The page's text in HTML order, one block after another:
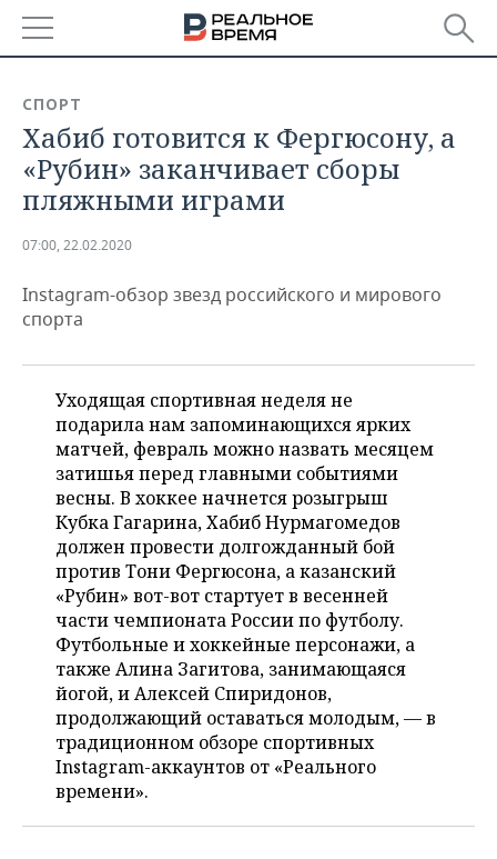
БАШКОРТОСТАН
ТАТАРСТАН
НОВОСТИ
АНАЛИТИКА
ДЕКЛАРАЦИИ О ДОХОДАХ
КОРОЛИ ГОСЗАКАЗА ПФО
КОМУ ПРИНАДЛЕЖАТ
ТОРГОВЫЕ ЦЕНТРЫ
ТАТАРСТАНА
НОВОСТИ ЭКОНОМИКИ
ФИНАНСЫ
БЮДЖЕТ
ИНВЕСТИЦИИ
ПРОМЫШЛЕННОСТЬ
НОВОСТИ
АГРОПРОМ
МАШИНОСТРОЕНИЕ
НЕФТЕХИМИЯ
НЕФТЬ
ОПК
ЭНЕРГЕТИКА
НЕДВИЖИМОСТЬ
НОВОСТИ АВТО
БИЗНЕС
НОВОСТИ БИЗНЕСА
РОЗНИЧНАЯ ТОРГОВЛЯ
ТРАНСПОРТ
УСЛУГИ
ТЕХНОЛОГИИ
НОВОСТИ ТЕХНОЛОГИЙ
МЕДИА
ТЕЛЕКОММУНИКАЦИИ
МЕРОПРИЯТИЯ
НОВОСТИ МЕРОПРИЯТИЙ
ВЫЕЗДНАЯ РЕДАКЦИЯ
БИЗНЕС-БРАНЧИ
ONLINE-КОНФЕРЕНЦИИ
ОТКРЫТАЯ ЛЕКЦИЯ
СПОРТ
НОВОСТИ СПОРТА
ФУТБОЛ
ХОККЕЙ
БАСКЕТБОЛ
ОБЩЕСТВО
НОВОСТИ ОБЩЕСТВА
ВЛАСТЬ
ИНФРАСТРУКТУРА
ФОТОГАЛЕРЕЯ
СЮЖЕТЫ
СПРАВОЧНИК
СПОРТ
Хабиб готовится к Фергюсону, а
«Рубин» заканчивает сборы
пляжными играми
07:00, 22.02.2020
Instagram-обзор звезд российского и мирового
спорта
Уходящая спортивная неделя не
подарила нам запоминающихся ярких
матчей, февраль можно назвать месяцем
затишья перед главными событиями
весны. В хоккее начнется розыгрыш
Кубка Гагарина, Хабиб Нурмагомедов
должен провести долгожданный бой
против Тони Фергюсона, а казанский
«Рубин» вот-вот стартует в весенней
части чемпионата России по футболу.
Футбольные и хоккейные персонажи, а
также Алина Загитова, занимающаяся
йогой, и Алексей Спиридонов,
продолжающий оставаться молодым, — в
традиционном обзоре спортивных
Instagram-аккаунтов от «Реального
времени».